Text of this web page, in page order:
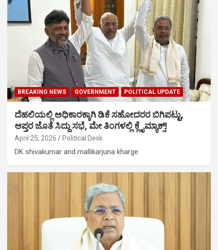
BREAKING NEWS GOVERNMENT POLITICAL UPDATE
ದೆಹಲಿಯಲ್ಲಿ ಅಧಿಕಾರಕ್ಕಾಗಿ ಡಿಕೆ ಸಹೋದರರ ಬಿಗಿಪಟ್ಟು,
ಆಪ್ತರ ಜೊತೆ ಸಿದ್ದು ಸಭೆ, ಮೇ ತಿಂಗಳಲ್ಲಿ ಕ್ಲೈಮ್ಯಾಕ್ಸ್!
April 25, 2026 Political Desk
DK shivakumar and mallikarjuna kharge